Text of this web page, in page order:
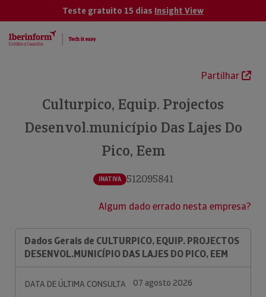
Teste gratuito 15 dias Insight View
Partilhar
Culturpico, Equip. Projectos
Desenvol.município Das Lajes Do
Pico, Eem
INATIVA 512095841
Algum dado errado nesta empresa?
Dados Gerais de CULTURPICO, EQUIP. PROJECTOS
DESENVOL.MUNICÍPIO DAS LAJES DO PICO, EEM
DATA DE ÚLTIMA CONSULTA
07 agosto 2026